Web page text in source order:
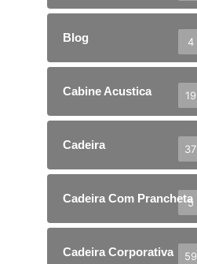
Blog 4
Cabine Acustica 19
Cadeira 37
Cadeira Com Prancheta
5
Cadeira Corporativa 59